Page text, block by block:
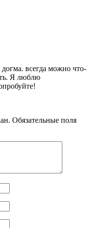
всегда можно что-
Я люблю
Обязательные поля